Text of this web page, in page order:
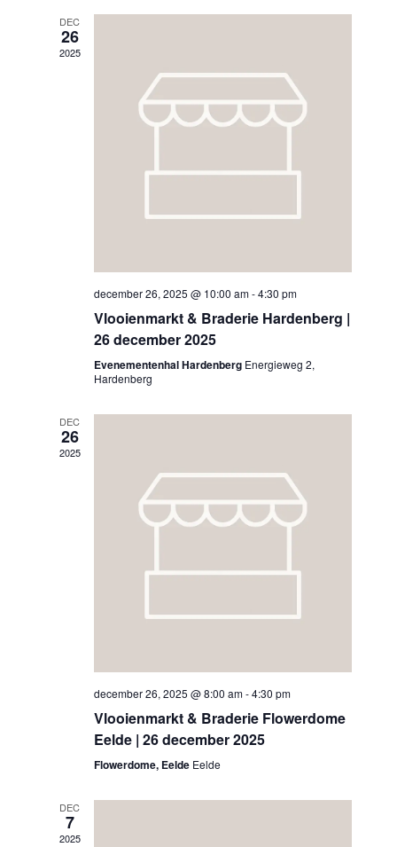
DEC
26
2025
december 26, 2025 @ 10:00 am-4:30 pm
Vlooienmarkt & Braderie Hardenberg |
26 december 2025
Evenementenhal Hardenberg Energieweg 2,
Hardenberg
DEC
26
2025
december 26, 2025 @ 8:00 am-4:30 pm
Vlooienmarkt & Braderie Flowerdome
Eelde | 26 december 2025
Flowerdome, Eelde Eelde
DEC
7
2025